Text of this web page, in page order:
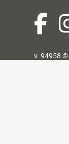
v. 94958 ©